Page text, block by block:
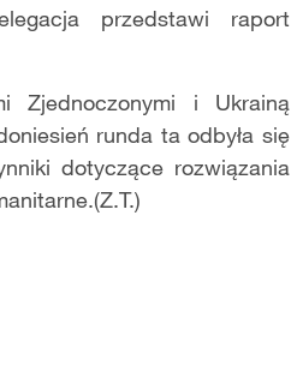
przedstawi raport
Zjednoczonymi i Ukrainą
runda ta odbyła się
dotyczące rozwiązania